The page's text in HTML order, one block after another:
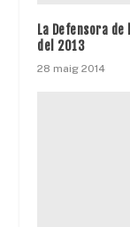
La Defensora
del 2013
28 maig 2014